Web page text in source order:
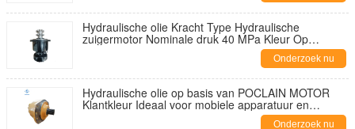
Hydraulische olie Kracht Type Hydraulische
zuigermotor Nominale druk 40 MPa Kleur Op
verzoek van de klant Ideaal voor zware machines
Onderzoek nu
Hydraulische olie op basis van POCLAIN MOTOR
Klantkleur Ideaal voor mobiele apparatuur en
bouwmachines Robuust en ontworpenOnderzoek nu